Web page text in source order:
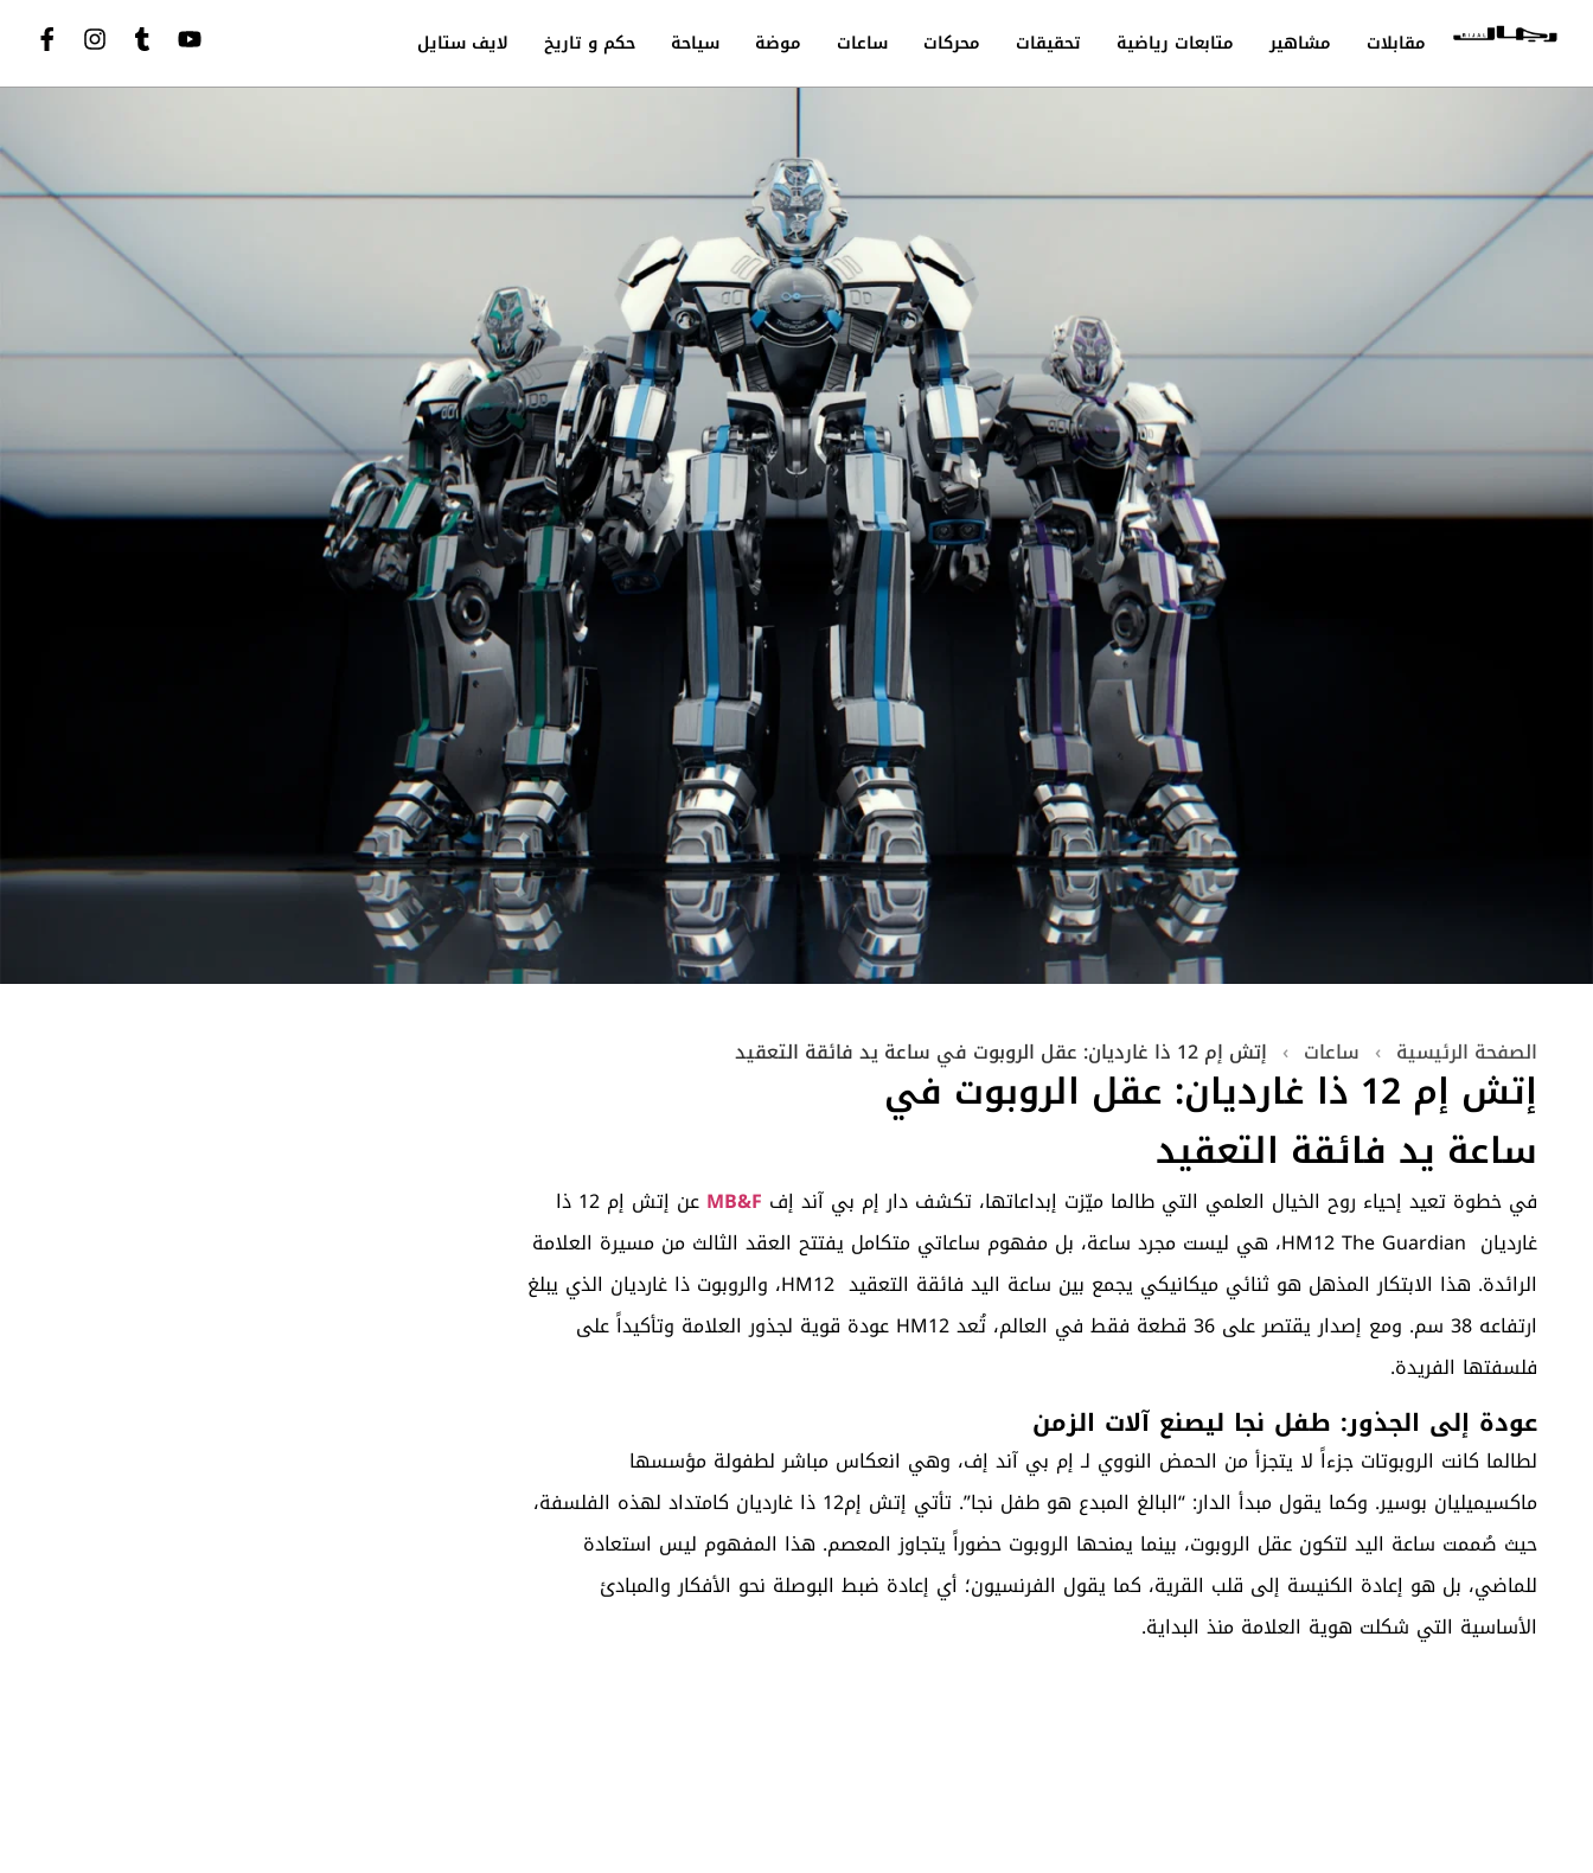
لايف ستايل حكم و تاريخ سياحة موضة ساعات محركات تحقيقات متابعات رياضية مشاهير مقابلات
الصفحة الرئيسية › ساعات › إتش إم 12 ذا غارديان: عقل الروبوت في ساعة يد فائقة التعقيد
إتش إم 12 ذا غارديان: عقل الروبوت في
ساعة يد فائقة التعقيد
في خطوة تعيد إحياء روح الخيال العلمي التي طالما ميّزت إبداعاتها، تكشف دار إم بي آند إف MB&F
عن إتش إم 12 ذا
غارديان HM12 The Guardian، هي ليست مجرد ساعة، بل مفهوم ساعاتي متكامل يفتتح العقد الثالث من مسيرة العلامة
الرائدة. هذا الابتكار المذهل هو ثنائي ميكانيكي يجمع بين ساعة اليد فائقة التعقيد HM12، والروبوت ذا غارديان الذي يبلغ
ارتفاعه 38 سم. ومع إصدار يقتصر على 36 قطعة فقط في العالم، تُعد HM12 عودة قوية لجذور العلامة وتأكيداً على
فلسفتها الفريدة.
عودة إلى الجذور: طفل نجا ليصنع آلات الزمن
لطالما كانت الروبوتات جزءاً لا يتجزأ من الحمض النووي لـ إم بي آند إف، وهي انعكاس مباشر لطفولة مؤسسها
ماكسيميليان بوسير. وكما يقول مبدأ الدار: “البالغ المبدع هو طفل نجا”. تأتي إتش إم12 ذا غارديان كامتداد لهذه الفلسفة،
حيث صُممت ساعة اليد لتكون عقل الروبوت، بينما يمنحها الروبوت حضوراً يتجاوز المعصم. هذا المفهوم ليس استعادة
للماضي، بل هو إعادة الكنيسة إلى قلب القرية، كما يقول الفرنسيون؛ أي إعادة ضبط البوصلة نحو الأفكار والمبادئ
الأساسية التي شكلت هوية العلامة منذ البداية.